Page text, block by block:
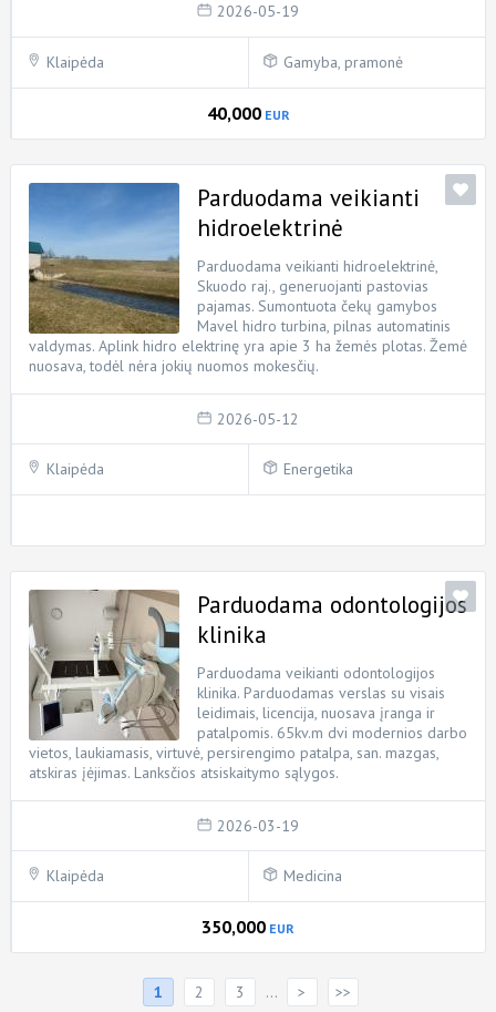
2026-05-19
Klaipėda Gamyba, pramonė
40,000 EUR
Parduodama veikianti
hidroelektrinė
Parduodama veikianti hidroelektrinė,
Skuodo raj., generuojanti pastovias
pajamas. Sumontuota čekų gamybos
Mavel hidro turbina, pilnas automatinis
valdymas. Aplink hidro elektrinę yra apie 3 ha žemės plotas. Žemė
nuosava, todėl nėra jokių nuomos mokesčių.
2026-05-12
Klaipėda Energetika
Parduodama odontologijos
klinika
Parduodama veikianti odontologijos
klinika. Parduodamas verslas su visais
leidimais, licencija, nuosava įranga ir
patalpomis. 65kv.m dvi modernios darbo
vietos, laukiamasis, virtuvė, persirengimo patalpa, san. mazgas,
atskiras įėjimas. Lanksčios atsiskaitymo sąlygos.
2026-03-19
Klaipėda Medicina
350,000 EUR
1 2 3 … > >>